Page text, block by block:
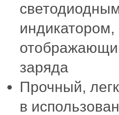
индикатором,
заряда
Прочный,
в